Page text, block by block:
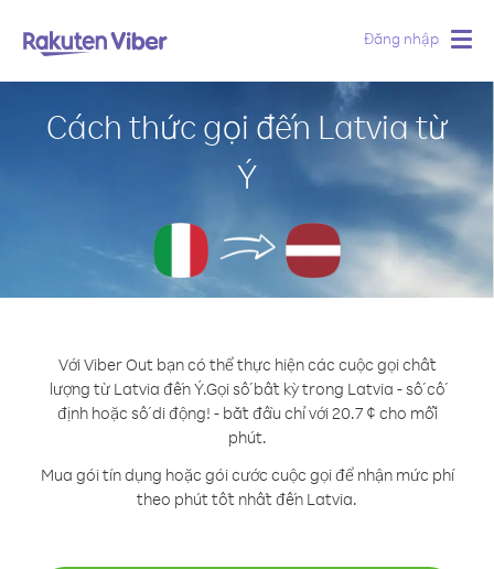
Đăng nhập
Cách thức gọi đến Latvia từ
Ý
Với Viber Out bạn có thể thực hiện các cuộc gọi chất
lượng từ Latvia đến Ý.Gọi số bất kỳ trong Latvia - số cố
định hoặc số di động! - bắt đầu chỉ với 20.7 ¢ cho mỗi
phút.
Mua gói tín dụng hoặc gói cước cuộc gọi để nhận mức phí
theo phút tốt nhất đến Latvia.